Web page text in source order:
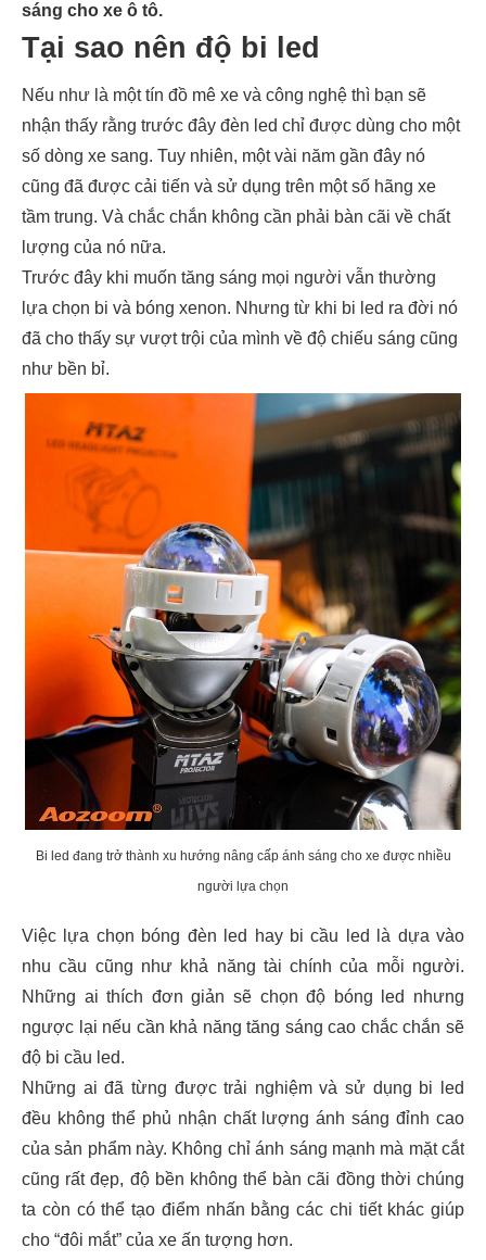
sáng cho xe ô tô.
Tại sao nên độ bi led
Nếu như là một tín đồ mê xe và công nghệ thì bạn sẽ
nhận thấy rằng trước đây đèn led chỉ được dùng cho một
số dòng xe sang. Tuy nhiên, một vài năm gần đây nó
cũng đã được cải tiến và sử dụng trên một số hãng xe
tầm trung. Và chắc chắn không cần phải bàn cãi về chất
lượng của nó nữa.
Trước đây khi muốn tăng sáng mọi người vẫn thường
lựa chọn bi và bóng xenon. Nhưng từ khi bi led ra đời nó
đã cho thấy sự vượt trội của mình về độ chiếu sáng cũng
như bền bỉ.
Bi led đang trở thành xu hướng nâng cấp ánh sáng cho xe được nhiều
người lựa chọn
Việc lựa chọn bóng đèn led hay bi cầu led là dựa vào
nhu cầu cũng như khả năng tài chính của mỗi người.
Những ai thích đơn giản sẽ chọn độ bóng led nhưng
ngược lại nếu cần khả năng tăng sáng cao chắc chắn sẽ
độ bi cầu led.
Những ai đã từng được trải nghiệm và sử dụng bi led
đều không thể phủ nhận chất lượng ánh sáng đỉnh cao
của sản phẩm này. Không chỉ ánh sáng mạnh mà mặt cắt
cũng rất đẹp, độ bền không thể bàn cãi đồng thời chúng
ta còn có thể tạo điểm nhấn bằng các chi tiết khác giúp
cho “đôi mắt” của xe ấn tượng hơn.